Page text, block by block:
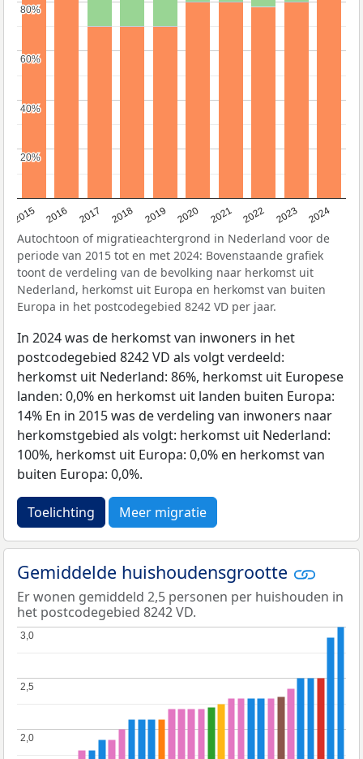
2015 2016 2017 2018 2019 2020 2021 2022 2023 2024
20%
20%
40%
40%
60%
60%
80%
80%
Autochtoon of migratieachtergrond in Nederland voor de
periode van 2015 tot en met 2024: Bovenstaande grafiek
toont de verdeling van de bevolking naar herkomst uit
Nederland, herkomst uit Europa en herkomst van buiten
Europa in het postcodegebied 8242 VD per jaar.
In 2024 was de herkomst van inwoners in het
postcodegebied 8242 VD als volgt verdeeld:
herkomst uit Nederland: 86%, herkomst uit Europese
landen: 0,0% en herkomst uit landen buiten Europa:
14% En in 2015 was de verdeling van inwoners naar
herkomstgebied als volgt: herkomst uit Nederland:
100%, herkomst uit Europa: 0,0% en herkomst van
buiten Europa: 0,0%.
Toelichting Meer migratie
Gemiddelde huishoudensgrootte
Er wonen gemiddeld 2,5 personen per huishouden in
het postcodegebied 8242 VD.
2,0
2,0
2,5
2,5
3,0
3,0